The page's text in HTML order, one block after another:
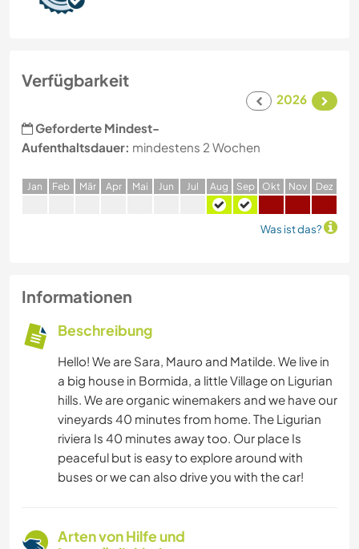
Verfügbarkeit
2026
Geforderte Mindest-
Aufenthaltsdauer: mindestens 2 Wochen
Jan Feb Mär Apr Mai Jun Jul Aug Sep Okt Nov Dez
Was ist das?
Informationen
Beschreibung
Hello! We are Sara, Mauro and Matilde. We live in
a big house in Bormida, a little Village on Ligurian
hills. We are organic winemakers and we have our
vineyards 40 minutes from home. The Ligurian
riviera Is 40 minutes away too. Our place Is
peaceful but is easy to explore around with
buses or we can also drive you with the car!
Arten von Hilfe und